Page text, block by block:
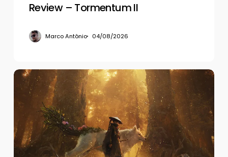
Review – Tormentum II
Marco Antônio 04/08/2026
Review
–
Beast
Reincarnation